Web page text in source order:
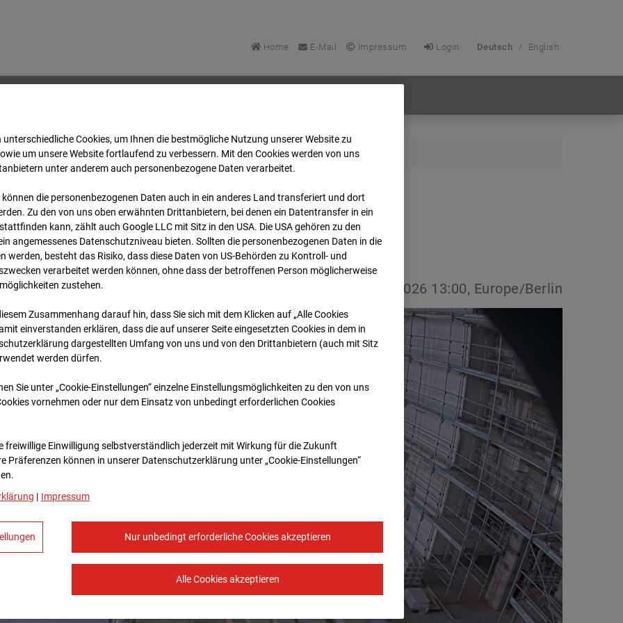
Home E-Mail Impressum Login Deutsch / English
Bonatzbau -Cam7 Archiv 2026 07 08 13:00
-Cam7
08.07.2026 13:00, Europe/Berlin
unterschiedliche Cookies, um Ihnen die best­mögliche Nutzung unserer Website zu
um unsere Website fortlaufend zu verbessern. Mit den Cookies werden von uns
unter anderem auch personenbezogene Daten verarbeitet.
können die personenbezogenen Daten auch in ein anderes Land transferiert und dort
Zu den von uns oben erwähnten Drittanbietern, bei denen ein Datentransfer in ein
kann, zählt auch Google LLC mit Sitz in den USA. Die USA gehören zu den
angemessenes Datenschutzniveau bieten. Sollten die personenbezogenen Daten in die
werden, besteht das Risiko, dass diese Daten von US-Behörden zu Kontroll- und
verarbeitet werden können, ohne dass der betroffenen Person möglicherweise
zustehen.
Zusammenhang darauf hin, dass Sie sich mit dem Klicken auf „Alle Cookies
ein­ver­standen erklären, dass die auf unserer Seite eingesetzten Cookies in dem in
dargestellten Umfang von uns und von den Drittanbietern (auch mit Sitz
werden dürfen.
Sie unter „Cookie-Einstellungen“ einzelne Einstellungsmöglichkeiten zu den von uns
vornehmen oder nur dem Einsatz von unbedingt erforderlichen Cookies
freiwillige Einwilligung selbstverständlich jederzeit mit Wirkung für die Zukunft
Prä­fe­renzen können in unserer Datenschutzerklärung unter „Cookie-Einstellungen“
| Impressum
Nur unbedingt erforderliche Cookies akzeptieren
Alle Cookies akzeptieren